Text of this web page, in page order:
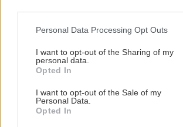
Personal Data Processing Opt Outs
I want to opt-out of the Sharing of my
personal data.
Opted In
I want to opt-out of the Sale of my
Personal Data.
Opted In
ich odbornú opravu.